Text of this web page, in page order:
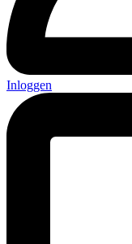
Inloggen